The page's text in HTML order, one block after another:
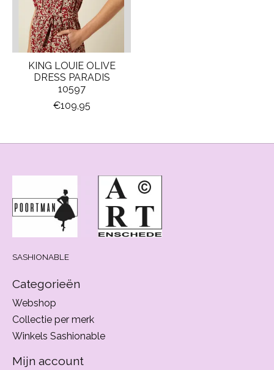
KING LOUIE OLIVE
DRESS PARADIS
10597
€109,95
SASHIONABLE
Categorieën
Webshop
Collectie per merk
Winkels Sashionable
Mijn account